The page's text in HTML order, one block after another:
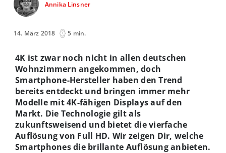
Annika Linsner
14. März 2018 5 min.
4K ist zwar noch nicht in allen deutschen
Wohnzimmern angekommen, doch
Smartphone-Hersteller haben den Trend
bereits entdeckt und bringen immer mehr
Modelle mit 4K-fähigen Displays auf den
Markt. Die Technologie gilt als
zukunftsweisend und bietet die vierfache
Auflösung von Full HD. Wir zeigen Dir, welche
Smartphones die brillante Auflösung anbieten.